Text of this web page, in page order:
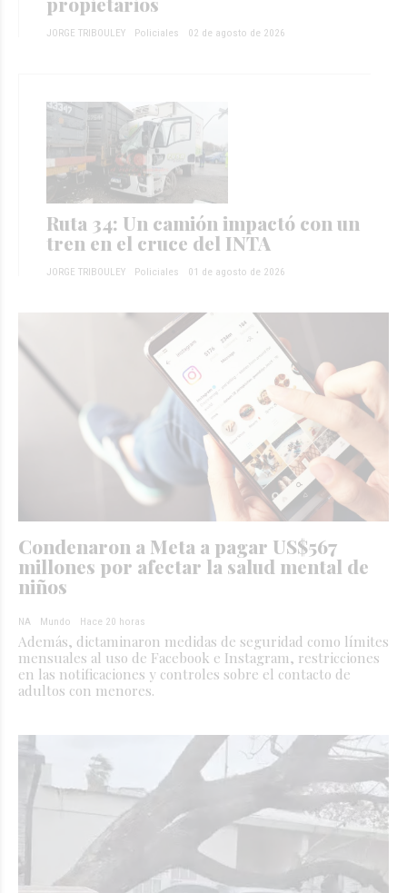
JORGE TRIBOULEY Policiales 02 de agosto de 2026
Ruta 34: Un camión impactó con un
tren en el cruce del INTA
JORGE TRIBOULEY Policiales 01 de agosto de 2026
Condenaron a Meta a pagar US$567
millones por afectar la salud mental de
niños
NA Mundo Hace 20 horas
Además, dictaminaron medidas de seguridad como límites
mensuales al uso de Facebook e Instagram, restricciones
en las notificaciones y controles sobre el contacto de
adultos con menores.